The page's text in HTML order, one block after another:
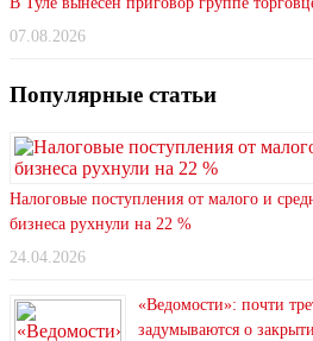
07.08.2026
Популярные статьи
Налоговые поступления от малого и
бизнеса рухнули на 22 %
24.04.2026
«Ведомости»: почти
задумываются о